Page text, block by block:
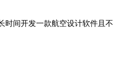
时间开发一款航空设计软件且不